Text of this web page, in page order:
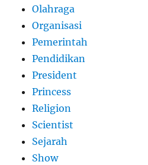
Olahraga
Organisasi
Pemerintah
Pendidikan
President
Princess
Religion
Scientist
Sejarah
Show